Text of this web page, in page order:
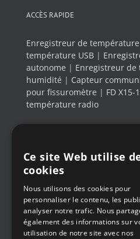
ACCÈS RAPIDE
Enregistreur de température
température USB |
autonome | Enregistreur
humidité | Capteur
pour fissuromètre | FD X15-
température radio
Un article sur l'
l'emballage, avec
déploiement
gateway.com/
4 ans ago
Ce site Web utilise
cookies
Nous utilisons des cookies pour
personnaliser le contenu, les
analyser notre trafic. Nous
également des informations sur
utilisation de notre site avec nos